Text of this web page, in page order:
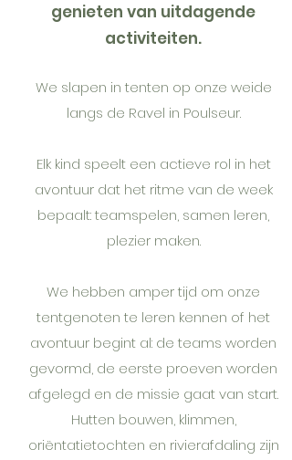
genieten van uitdagende
activiteiten.
We slapen in tenten op onze weide
langs de Ravel in Poulseur.
Elk kind speelt een actieve rol in het
avontuur dat het ritme van de week
bepaalt: teamspelen, samen leren,
plezier maken.
We hebben amper tijd om onze
tentgenoten te leren kennen of het
avontuur begint al: de teams worden
gevormd, de eerste proeven worden
afgelegd en de missie gaat van start.
Hutten bouwen, klimmen,
oriëntatietochten en rivierafdaling zijn